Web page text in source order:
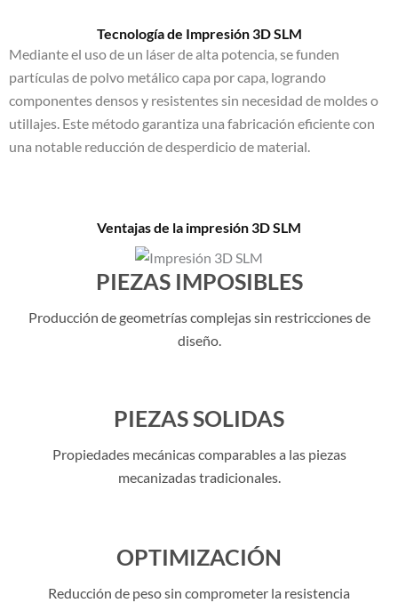
Tecnología de Impresión 3D SLM
Mediante el uso de un láser de alta potencia, se funden
partículas de polvo metálico capa por capa, logrando
componentes densos y resistentes sin necesidad de moldes o
utillajes. Este método garantiza una fabricación eficiente con
una notable reducción de desperdicio de material.
Ventajas de la impresión 3D SLM
PIEZAS IMPOSIBLES
Producción de geometrías complejas sin restricciones de
diseño.
PIEZAS SOLIDAS
Propiedades mecánicas comparables a las piezas
mecanizadas tradicionales.
OPTIMIZACIÓN
Reducción de peso sin comprometer la resistencia